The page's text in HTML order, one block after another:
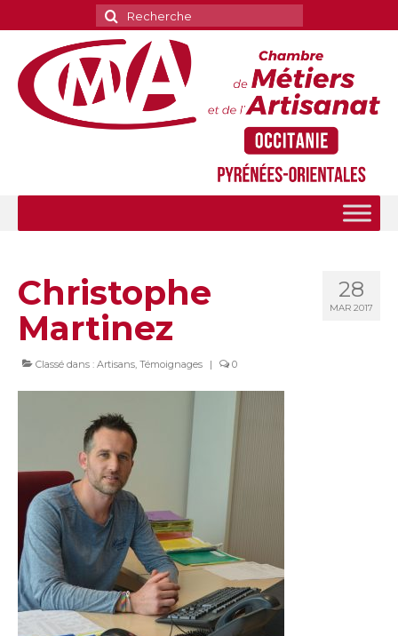
Rechercher
:
28
MAR 2017
Christophe
Martinez
Classé dans : Artisans, Témoignages | 0